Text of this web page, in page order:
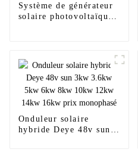
Système de générateur
solaire photovoltaïque
Onduleur solaire
hybride Deye 48v sun